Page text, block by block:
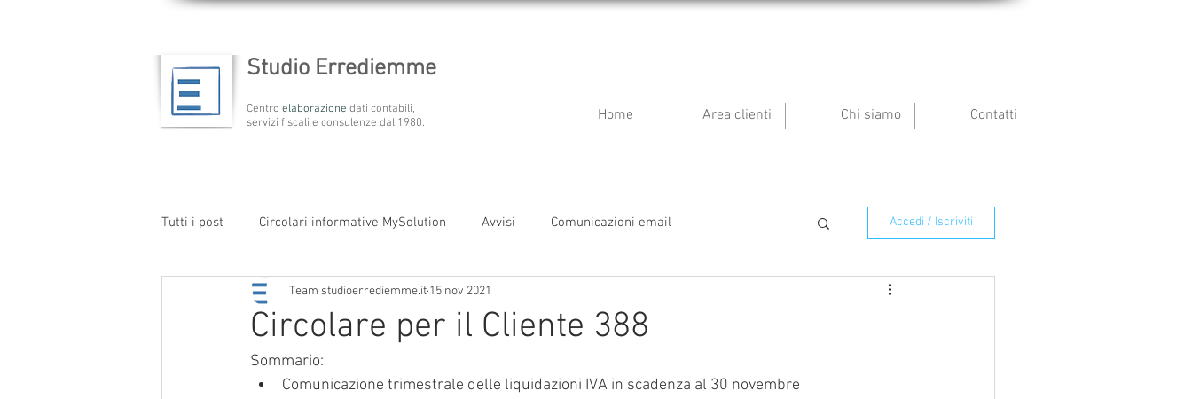
Studio Errediemme
Centro elaborazione dati contabili,
servizi fiscali e consulenze dal 1980.
Home Area clienti Chi siamo Contatti
Tutti i post Circolari informative MySolution Avvisi Comunicazioni email Accedi / Iscriviti
Circolare per il Cliente 388
Team studioerrediemme.it 15 nov 2021
Sommario:
Comunicazione trimestrale delle liquidazioni IVA in scadenza al 30 novembre